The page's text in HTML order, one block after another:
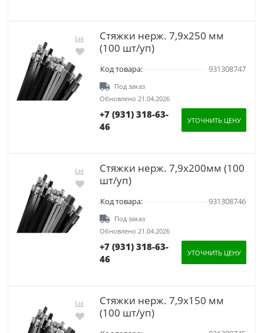
Стяжки нерж. 7,9х250 мм
(100 шт/уп)
Код товара: 931308747
Под заказ
Обновлено 21.04.2026
+7 (931) 318-63-
46
УТОЧНИТЬ ЦЕНУ
Стяжки нерж. 7,9х200мм (100
шт/уп)
Код товара: 931308746
Под заказ
Обновлено 21.04.2026
+7 (931) 318-63-
46
УТОЧНИТЬ ЦЕНУ
Стяжки нерж. 7,9х150 мм
(100 шт/уп)